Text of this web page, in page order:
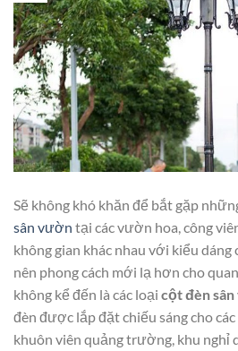
Sẽ không khó khăn để bắt gặp
sân vườn tại các vườn hoa, công
không gian khác nhau với kiểu dáng
nên phong cách mới lạ hơn cho
không kể đến là các loại cột đèn
đèn được lắp đặt chiếu sáng cho
khuôn viên quảng trường, khu nghỉ